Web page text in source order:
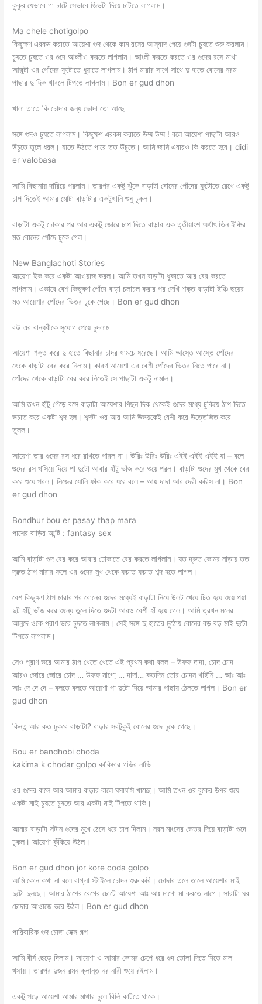
কুকুর যেভাবে গা চাটে সেভাবে জিভটা দিয়ে চাটতে লাগলাম।
Ma chele chotigolpo
কিছুক্ষণ এরকম করাতে আয়েশা গুদ থেকে কাম রসের আস্বাদ পেয়ে গুদটা চুষতে শুরু করলাম।
চুষতে চুষতে ওর গুদে আংলীও করতে লাগলাম। আংলী করতে করতে ওর গুদের রসে মাখা
আঙ্গুল্টা ওর পোঁদের ফুটোতে ধুয়াতে লাগলাম। ঠাপ মারার সাথে সাথে দু হাতে বোনের নরম
পাছার দু দিক খাবলে টিপতে লাগলাম। Bon er gud dhon
খালা তাতে কি চোদার জন্য ভোদা তো আছে
সঙ্গে গুদও চুষতে লাগলাম। কিছুক্ষণ এরকম করাতে উম্ম উম্ম ! বলে আয়েশা পাছাটা আরও
উঁচুতে তুলে ধরল। যাতে উঠতে পারে তত উঁচুতে। আমি জানি এবারও কি করতে হবে। didi
er valobasa
আমি বিছানায় দারিয়ে পরলাম। তারপর একটু ঝুঁকে বাড়াটা বোনের পোঁদের ফুটোতে রেখে একটু
চাপ দিতেই আমার মোটা বাড়াটার একটুখানি শুধু ঢুকল।
বাড়াটা একটু ঢোকার পর আর একটু জোরে চাপ দিতে বাড়ার এক তৃতীয়াংশ অর্থাৎ তিন ইঞ্চির
মত বোনের পোঁদে ঢুকে গেল।
New Banglachoti Stories
আয়েশা ইক করে একটা আওয়াজ করল। আমি তখন বাড়াটা ধুকাতে আর বের করতে
লাগলাম। এভাবে বেশ কিছুক্ষণ পোঁদে বাড়া চলাচল করার পর দেখি শক্ত বাড়াটা ইঞ্চি ছয়ের
মত আয়েশার পোঁদের ভিতর ঢুকে গেছে। Bon er gud dhon
বউ এর বান্ধবীকে সুযোগ পেয়ে চুদলাম
আয়েশা শক্ত করে দু হাতে বিছানার চাদর খামচে ধরেছে। আমি আস্তে আস্তে পোঁদের
থেকে বাড়াটা বের করে নিলাম। কারণ আয়েশা এর বেশী পোঁদের ভিতর নিতে পারে না।
পোঁদের থেকে বাড়াটা বের করে নিতেই সে পাছাটা একটু নামাল।
আমি তখন হাঁটু গেঁড়ে বসে বাড়াটা আয়েশার পিছন দিক থেকেই গুদের মধ্যে ঢুকিয়ে ঠাপ দিতে
ভচাত করে একটা শব্দ হল। শব্দটা ওর আর আমি উভয়কেই বেশী করে উত্তেজিত করে
তুলল।
আয়েশা তার গুদের রস ধরে রাখতে পারল না। উরিঃ উরিঃ উরিঃ এইই এইই এইই যা – বলে
গুদের রস খসিয়ে দিয়ে পা দুটো আবার হাঁটু ভাঁজ করে শুয়ে পরল। বাড়াটা গুদের মুখ থেকে বের
করে শুয়ে পরল। নিজের যোনি ফাঁক করে ধরে বলে – আয় দাদা আর দেরী করিস না। Bon
er gud dhon
Bondhur bou er pasay thap mara
পাশের বাড়ির আন্টি : fantasy sex
আমি বাড়াটা গুদ বের করে আবার ঢোকাতে বের করতে লাগলাম। যত দ্রুত কোমর নাড়ায় তত
দ্রুত ঠাপ মারার ফলে ওর গুদের মুখ থেকে ফচাত ফচাত শব্দ হতে লাগল।
বেশ কিছুক্ষণ ঠাপ মারার পর বোনের গুদের মধ্যেই বাড়াটা নিয়ে উলট খেয়ে চিত হয়ে শুয়ে পয়া
দুট হাঁটু ভাঁজ করে শুন্যে তুলে দিতে গুদটা আরও বেশী হাঁ হয়ে গেল। আমি ত্রখন মনের
আনন্দে ওকে প্রাণ ভরে চুদতে লাগলাম। সেই সঙ্গে দু হাতের মুঠোয় বোনের বড় বড় মাই দুটো
টিপতে লাগলাম।
সেও প্রাণ ভরে আমার ঠাপ খেতে খেতে এই প্রথম কথা বলল – উফফ দাদা, চোদ চোদ
আরও জোরে জোরে চোদ … উফফ মাগো্‌ … দাদা… কতদিন তোর চোদন খাইনি … আঃ আঃ
আঃ দে দে দে – বলতে বলতে আয়েশা পা দুটো দিয়ে আমার পাছায় ঠেলতে লাগল। Bon er
gud dhon
কিন্তু আর কত ঢুকবে বাড়াটা? বাড়ার সবটুকুই বোনের গুদে ঢুকে গেছে।
Bou er bandhobi choda
kakima k chodar golpo কাকিমার গভির নাভি
ওর গুদের বালে আর আমার বাড়ার বালে ঘসাঘসি খাচ্ছে। আমি তখন ওর বুকের উপর শুয়ে
একটা মাই চুষতে চুষতে আর একটা মাই টিপতে থাকি।
আমার বাড়াটা সটান গুদের মুখে ঠেসে ধরে চাপ দিলাম। নরম মাংসের ভেতর দিয়ে বাড়াটা গুদে
ঢুকল। আয়েশা কুঁকিয়ে উঠল।
Bon er gud dhon jor kore coda golpo
আমি কোন কথা না বলে বাগ্লা স্টাইলে চোদন শুরু করি। চোদার তলে তালে আয়েশার মাই
দুটো দুলছে। আমার ঠাপের বেগের চোটে আয়েশা আঃ আঃ মাগো মা করতে লাগে। সারাটা ঘর
চোদার আওাজে ভরে উঠল। Bon er gud dhon
পারিবারিক গুদ চোদা সেক্স গল্প
আমি বীর্য ছেড়ে দিলাম। আয়েশা ও আমার কোমর চেপে ধরে গুদ তোলা দিতে দিতে মাল
খসায়। তারপর দুজন রমন ক্লান্ত নর নারী শুয়ে রইলাম।
একটু পড়ে আয়েশা আমার মাথার চুলে বিলি কাটতে থাকে।